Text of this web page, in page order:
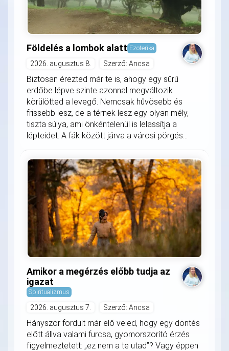
Földelés a lombok alatt Ezoterika
2026. augusztus 8. Szerző: Ancsa
Biztosan érezted már te is, ahogy egy sűrű
erdőbe lépve szinte azonnal megváltozik
körülötted a levegő. Nemcsak hűvösebb és
frissebb lesz, de a térnek lesz egy olyan mély,
tiszta súlya, ami önkéntelenül is lelassítja a
lépteidet. A fák között járva a városi pörgés...
Amikor a megérzés előbb tudja az
igazat
Spiritualizmus
2026. augusztus 7. Szerző: Ancsa
Hányszor fordult már elő veled, hogy egy döntés
előtt állva valami furcsa, gyomorszorító érzés
figyelmeztetett: „ez nem a te utad”? Vagy éppen